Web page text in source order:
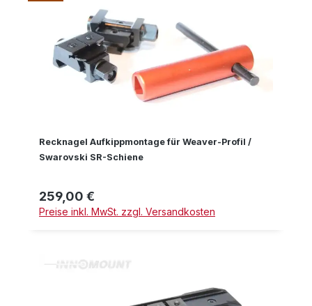
Recknagel Aufkippmontage für Weaver-Profil /
Swarovski SR-Schiene
Regulärer Preis:
259,00 €
Preise inkl. MwSt. zzgl. Versandkosten